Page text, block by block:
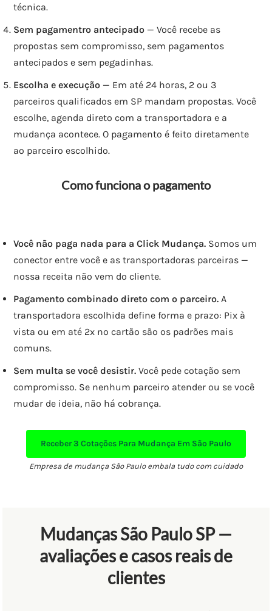
técnica.
Sem pagamentro antecipado — Você recebe as
propostas sem compromisso, sem pagamentos
antecipados e sem pegadinhas.
Escolha e execução — Em até 24 horas, 2 ou 3
parceiros qualificados em SP mandam propostas. Você
escolhe, agenda direto com a transportadora e a
mudança acontece. O pagamento é feito diretamente
ao parceiro escolhido.
Como funciona o pagamento
Você não paga nada para a Click Mudança. Somos um
conector entre você e as transportadoras parceiras —
nossa receita não vem do cliente.
Pagamento combinado direto com o parceiro. A
transportadora escolhida define forma e prazo: Pix à
vista ou em até 2x no cartão são os padrões mais
comuns.
Sem multa se você desistir. Você pede cotação sem
compromisso. Se nenhum parceiro atender ou se você
mudar de ideia, não há cobrança.
Receber3 Cotações Para Mudança Em São Paulo
Empresa de mudança São Paulo embala tudo com cuidado
Mudanças São Paulo SP —
avaliações e casos reais de
clientes